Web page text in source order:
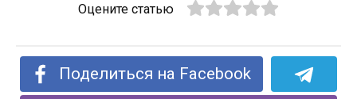
Оцените статью
Поделиться на Facebook